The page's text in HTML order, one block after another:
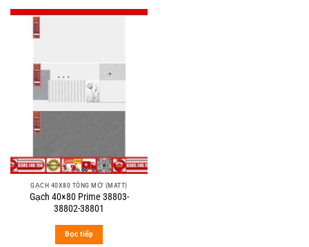
GẠCH 40X80 TÔNG MỜ (MATT)
Gạch 40×80 Prime 38803-
38802-38801
Đọc tiếp